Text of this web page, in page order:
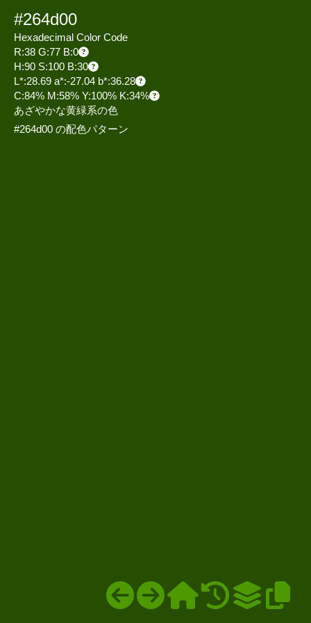
#264d00
Hexadecimal Color Code
R:38 G:77 B:0
H:90 S:100 B:30
L*:28.69 a*:-27.04 b*:36.28
C:84% M:58% Y:100% K:34%
あざやかな黄緑系の色
#264d00 の配色パターン